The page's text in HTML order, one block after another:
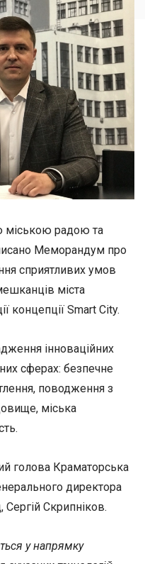
міською радою та
Меморандум про
сприятливих умов
міста
концепції Smart City.
інноваційних
сферах: безпечне
поводження з
міська
голова Краматорська
директора
Сергій Скрипніков.
у напрямку